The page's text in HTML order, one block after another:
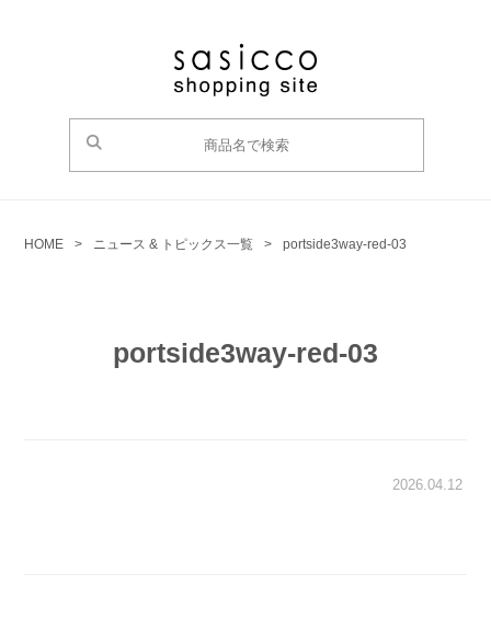
HOME > ニュース & トピックス一覧 > portside3way-red-03
portside3way-red-03
2026.04.12